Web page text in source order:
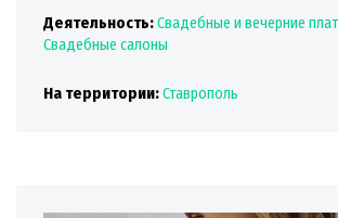
Деятельность:Свадебные и вечерние
Свадебные салоны
На территории:Ставрополь